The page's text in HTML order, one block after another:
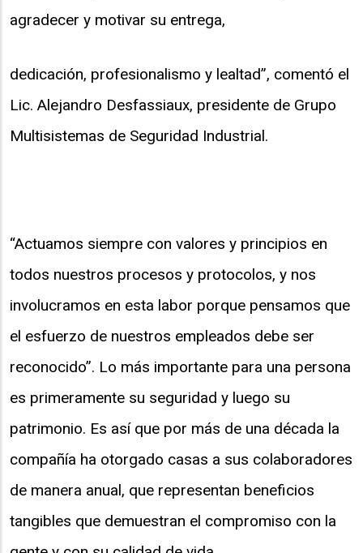
agradecer y motivar su entrega,
dedicación, profesionalismo y lealtad”, comentó el
Lic. Alejandro Desfassiaux, presidente de Grupo
Multisistemas de Seguridad Industrial.
“Actuamos siempre con valores y principios en
todos nuestros procesos y protocolos, y nos
involucramos en esta labor porque pensamos que
el esfuerzo de nuestros empleados debe ser
reconocido”. Lo más importante para una persona
es primeramente su seguridad y luego su
patrimonio. Es así que por más de una década la
compañía ha otorgado casas a sus colaboradores
de manera anual, que representan beneficios
tangibles que demuestran el compromiso con la